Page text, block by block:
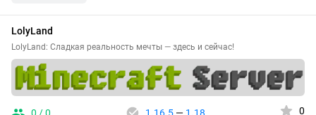
LolyLand
LolyLand: Сладкая реальность мечты — здесь и сейчас!
0